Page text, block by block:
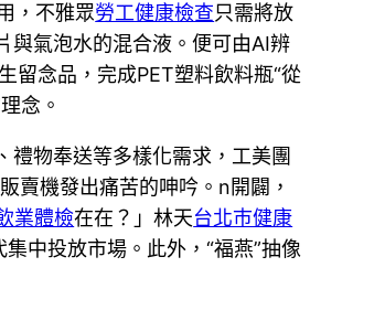
，不雅眾勞工健康檢查只需將放
與氣泡水的混合液。便可由AI辨
留念品，完成PET塑料飲料瓶“從
念。
禮物奉送等多樣化需求，工美團
賣機發出痛苦的呻吟。n開闢，
業體檢在在？」林天台北巿健康
集中投放市場。此外，“福燕”抽像